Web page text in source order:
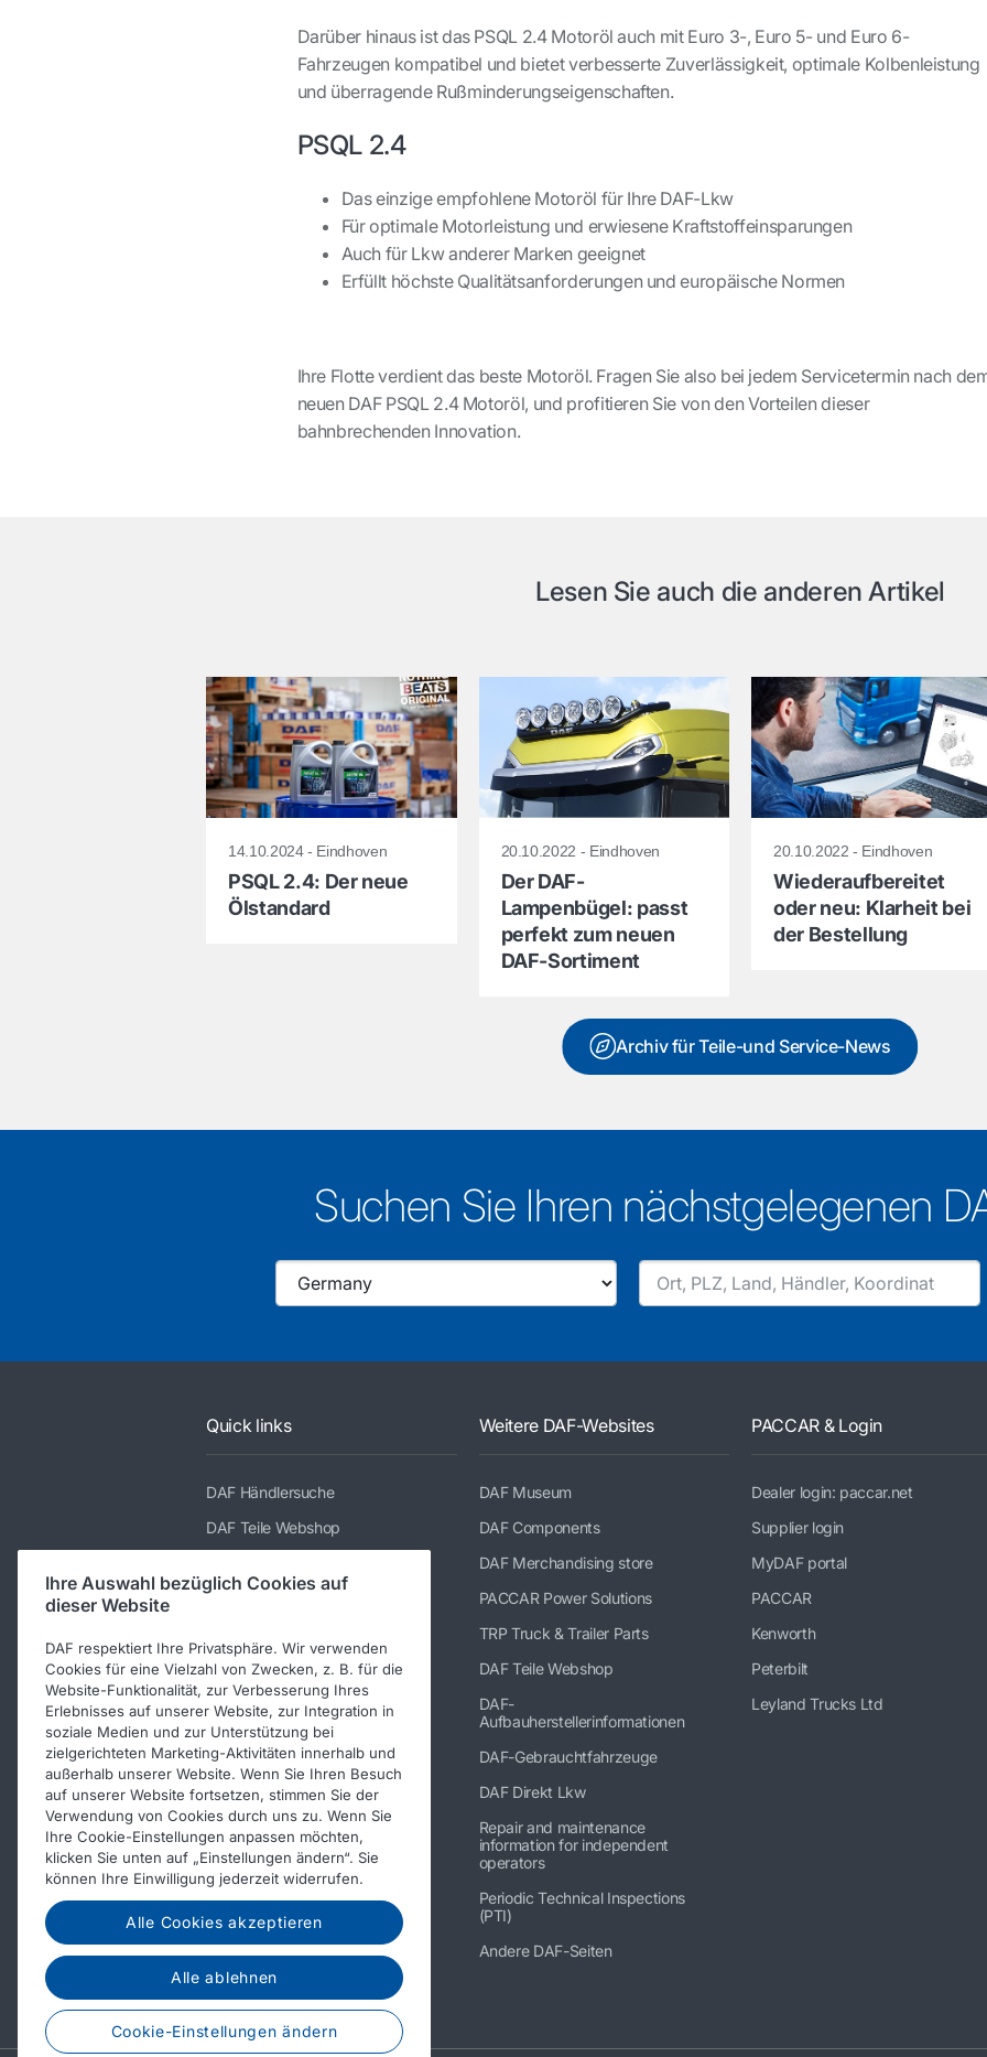
Darüber hinaus ist das PSQL 2.4 Motoröl auch mit Euro 3-, Euro 5- und Euro 6-
Fahrzeugen kompatibel und bietet verbesserte Zuverlässigkeit, optimale Kolbenleistung
und überragende Rußminderungseigenschaften.
PSQL 2.4
Das einzige empfohlene Motoröl für Ihre DAF-Lkw
Für optimale Motorleistung und erwiesene Kraftstoffeinsparungen
Auch für Lkw anderer Marken geeignet
Erfüllt höchste Qualitätsanforderungen und europäische Normen
Ihre Flotte verdient das beste Motoröl. Fragen Sie also bei jedem Servicetermin nach
neuen DAF PSQL 2.4 Motoröl, und profitieren Sie von den Vorteilen dieser
bahnbrechenden Innovation.
Lesen Sie auch die anderen Artikel
14.10.2024 - Eindhoven
PSQL 2.4: Der neue
Ölstandard
20.10.2022 - Eindhoven
Der DAF-
Lampenbügel: passt
perfekt zum neuen
DAF-Sortiment
20.10.2022 - Eindhoven
Wiederaufbereitet
oder neu: Klarheit bei
der Bestellung
Archiv für Teile-und Service-News
Suchen Sie Ihren nächstgelegenen
Quick links
DAF Händlersuche
DAF Teile Webshop
TRP katalog
paccarparts.com
Warranty conditions
Weitere DAF-Websites
DAF Museum
DAF Components
DAF Merchandising store
PACCAR Power Solutions
TRP Truck & Trailer Parts
DAF Teile Webshop
DAF-
Aufbauherstellerinformationen
DAF-Gebrauchtfahrzeuge
DAF Direkt Lkw
Repair and maintenance
information for independent
operators
Periodic Technical Inspections
(PTI)
Andere DAF-Seiten
PACCAR & Login
Dealer login: paccar.net
Supplier login
MyDAF portal
PACCAR
Kenworth
Peterbilt
Leyland Trucks Ltd
© 2026 DAF
Ihre Auswahl bezüglich Cookies auf
dieser Website
DAF respektiert Ihre Privatsphäre. Wir verwenden
Cookies für eine Vielzahl von Zwecken, z. B. für die
Website-Funktionalität, zur Verbesserung Ihres
Erlebnisses auf unserer Website, zur Integration in
soziale Medien und zur Unterstützung bei
zielgerichteten Marketing-Aktivitäten innerhalb und
außerhalb unserer Website. Wenn Sie Ihren Besuch
auf unserer Website fortsetzen, stimmen Sie der
Verwendung von Cookies durch uns zu. Wenn Sie
Ihre Cookie-Einstellungen anpassen möchten,
klicken Sie unten auf „Einstellungen ändern“. Sie
können Ihre Einwilligung jederzeit widerrufen.
Alle Cookies akzeptieren
Alle ablehnen
Cookie-Einstellungen ändern